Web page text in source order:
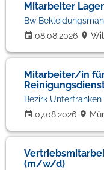
Mitarbeiter
08.08.2026
Bw
Mitarbeiter/in
07.08.2026
(m/w/d)